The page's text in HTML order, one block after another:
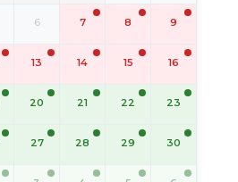
6 7 8 9
13 14 15 16
20 21 22 23
27 28 29 30